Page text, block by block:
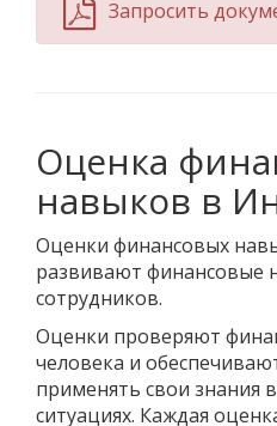
Запросить
Оценка
навыков в
Оценки финансовых
развивают финансовые
сотрудников.
Оценки проверяют
человека и
применять свои знания
ситуациях. Каждая